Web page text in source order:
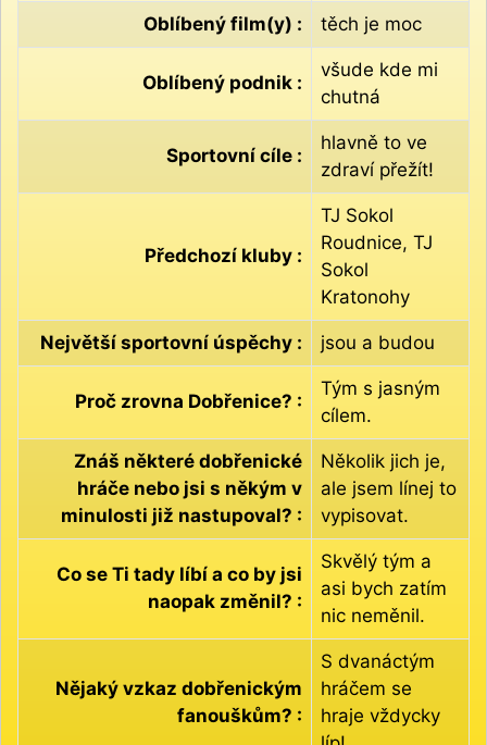
Oblíbený film(y) : těch je moc
Oblíbený podnik :
všude kde mi
chutná
Sportovní cíle :
hlavně to ve
zdraví přežít!
Předchozí kluby :
TJ Sokol
Roudnice, TJ
Sokol
Kratonohy
Největší sportovní úspěchy : jsou a budou
Proč zrovna Dobřenice? :
Tým s jasným
cílem.
Znáš některé dobřenické
hráče nebo jsi s někým v
minulosti již nastupoval? :
Několik jich je,
ale jsem línej to
vypisovat.
Co se Ti tady líbí a co by jsi
naopak změnil? :
Skvělý tým a
asi bych zatím
nic neměnil.
Nějaký vzkaz dobřenickým
fanouškům? :
S dvanáctým
hráčem se
hraje vždycky